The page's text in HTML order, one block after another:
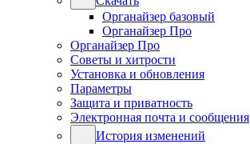
Органайзер базовый
Органайзер Про
Органайзер Про
Советы и хитрости
Установка и обновления
Параметры
Защита и приватность
Электронная почта и сообщения
История изменений